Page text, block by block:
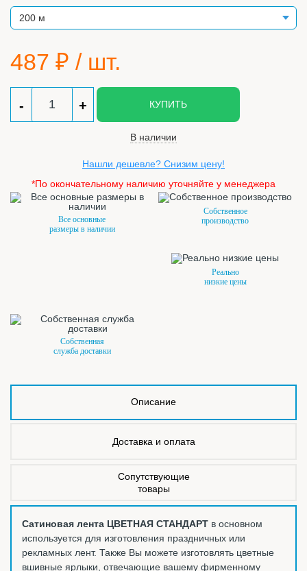
487 ₽ / шт.
- + КУПИТЬ
В наличии
Нашли дешевле? Снизим цену!
*По окончательному наличию уточняйте у менеджера
Все основные
размеры в наличии
Собственное
производство
Реально
низкие цены
Собственная
служба доставки
Описание
Доставка и оплата
Сопутствующие
товары
Сатиновая лента ЦВЕТНАЯ СТАНДАРТ в основном
используется для изготовления праздничных или
рекламных лент. Также Вы можете изготовлять цветные
вшивные ярлыки, отвечающие вашему фирменному